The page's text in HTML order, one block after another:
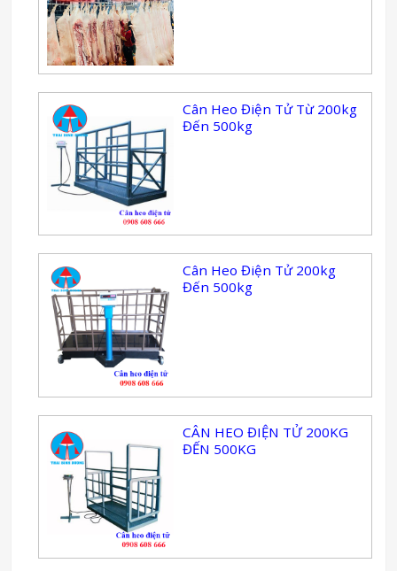
Cân Heo Điện Tử Từ 200kg
Đến 500kg
Cân Heo Điện Tử 200kg
Đến 500kg
CÂN HEO ĐIỆN TỬ 200KG
ĐẾN 500KG